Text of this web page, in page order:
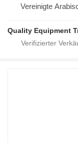
Vereinigte
Quality Equipment